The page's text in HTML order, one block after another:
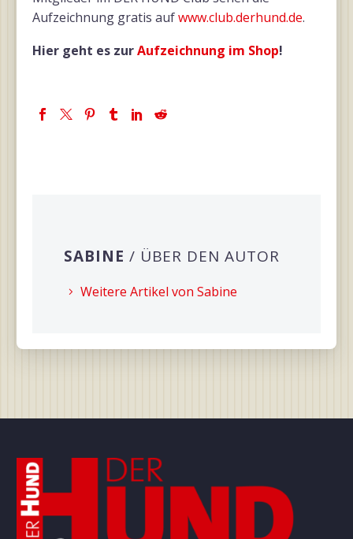
Aufzeichnung gratis aufwww.club.derhund.de.
Hier geht es zurAufzeichnung im Shop!
SABINE / ÜBER DEN AUTOR
Weitere Artikel von Sabine